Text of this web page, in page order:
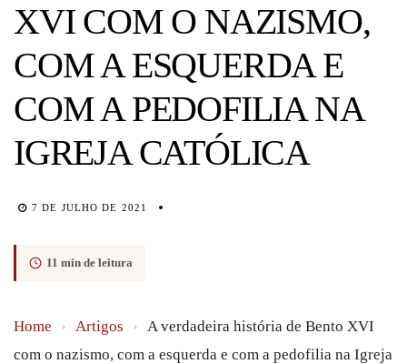
XVI COM O NAZISMO,
COM A ESQUERDA E
COM A PEDOFILIA NA
IGREJA CATÓLICA
7 DE JULHO DE 2021
11 min de leitura
Home › Artigos › A verdadeira história de Bento XVI
com o nazismo, com a esquerda e com a pedofilia na Igreja